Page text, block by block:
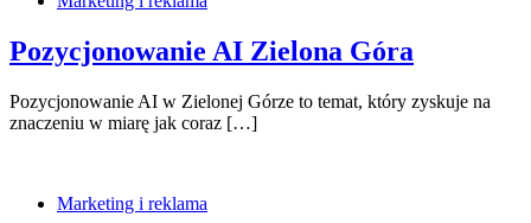
Pozycjonowanie AI Zielona Góra
Pozycjonowanie AI w Zielonej Górze to temat, który zyskuje na
znaczeniu w miarę jak coraz […]
Marketing i reklama